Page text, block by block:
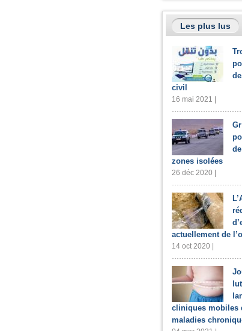
Les plus lus
civil
16 mai 2021 |
zones isolées
26 déc 2020 |
actuellement de
14 oct 2020 |
cliniques mobiles
maladies